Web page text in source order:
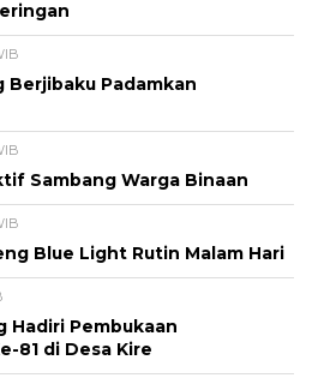
Berjibaku Padamkan
Sambang Warga Binaan
Blue Light Rutin Malam Hari
Hadiri Pembukaan
81 di Desa Kire